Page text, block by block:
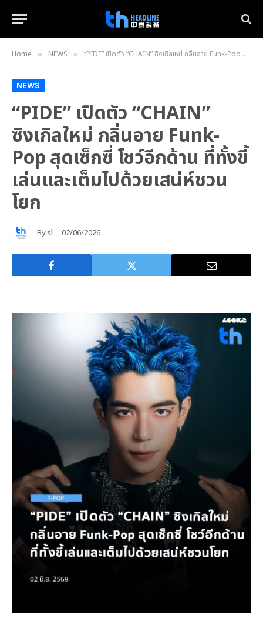
Home » NEWS » “PIDE” เปิดตัว “CHAIN” ซิงเกิลใหม่ กลิ่นอาย Funk-Pop สุดเซ็กซี่ โชว์อีกด้าน ที่ทั้งขี้เล่นและเต็มไปด้วยเสน่ห์ชวนโยก
NEWS
“PIDE” เปิดตัว “CHAIN”
ซิงเกิลใหม่ กลิ่นอาย Funk-
Pop สุดเซ็กซี่ โชว์อีกด้าน ที่ทั้งขี้
เล่นและเต็มไปด้วยเสน่ห์ชวน
โยก
Bysl 02/06/2026